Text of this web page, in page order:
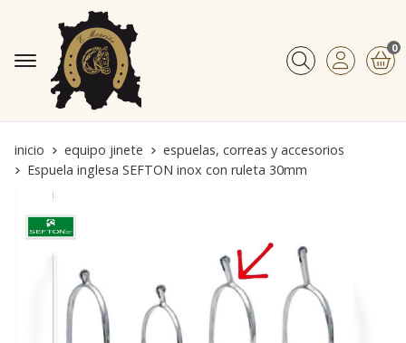
Buscar
0
inicio equipo jinete
espuelas, correas y accesorios
Espuela inglesa SEFTON inox con ruleta 30mm